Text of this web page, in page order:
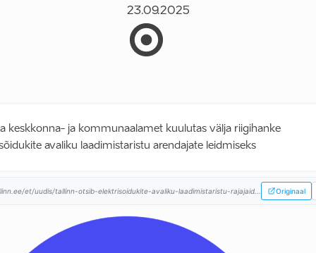
23.09.2025
keskkonna- ja kommunaalamet kuulutas välja riigihanke
avaliku laadimistaristu arendajate leidmiseks
et/uudis/tallinn-otsib-elektrisoidukite-avaliku-laadimistaristu-rajajaid... Originaal